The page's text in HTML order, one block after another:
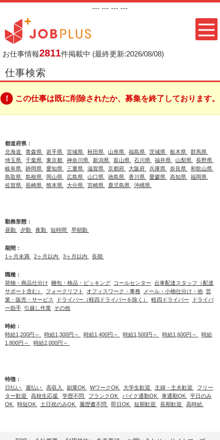
--- --- --- ---
お仕事情報2811件掲載中 (最終更新:2026/08/08)
仕事検索
この仕事は既に削除されたか、募集を終了しております。
都道府県：
北海道
青森県 岩手県 宮城県 秋田県 山形県 福島県 茨城県 栃木県
群馬県
埼玉県
千葉県 東京都 神奈川県 新潟県 富山県 石川県 福井県 山梨県
長野県
岐阜県
静岡県 愛知県 三重県 滋賀県 京都府 大阪府 兵庫県 奈良県
和歌山県
鳥取県
島根県 岡山県 広島県 山口県 徳島県 香川県 愛媛県 高知県
福岡県
佐賀県
長崎県 熊本県 大分県 宮崎県 鹿児島県 沖縄県
勤務形態：
昼勤
夕勤 夜勤 短時間 早朝勤
期間：
1ヶ月未満
2ヶ月以内 3ヶ月以内 長期
職種：
荷物・商品仕分け 梱包・検品・ピッキング コールセンター
台車配達スタッフ（配達
サポート含む）
フォークリフト オフィスワーク・事務 メール・小物仕分け・他 営
業・販売・サービス
ドライバー（軽四ドライバーを除く） 軽四ドライバー
ドライバ
ー助手 引越し作業 その他
時給：
時給1,200円～
時給1,300円～ 時給1,400円～ 時給1,500円～ 時給1,600円～
時給
1,800円～
時給2,000円～
特徴：
日払い
週払い 高収入 副業OK WワークOK 大学生歓迎 主婦・主夫歓迎
フリー
ター歓迎
高校生応援 学歴不問 ブランクOK バイク通勤OK 車通勤OK
平日のみ
OK
時短OK 土日祝のみOK 履歴書不問 即日OK 短期歓迎 長期歓迎 高時給